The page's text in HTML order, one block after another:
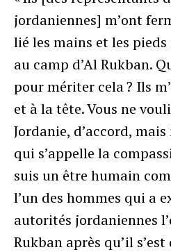
jordaniennes] m’ont
lié les mains et les pieds
au camp d’Al Rukban.
pour mériter cela ? Ils
et à la tête. Vous ne
Jordanie, d’accord,
qui s’appelle la
suis un être humain
l’un des hommes qui a
autorités jordaniennes
Rukban après qu’il